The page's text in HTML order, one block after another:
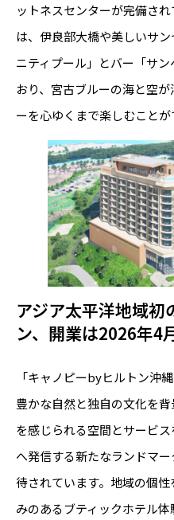
ットネスセンターが完備さ
は、伊良部大橋や美しいサ
ニティプール」とバー「サ
おり、宮古ブルーの海と空
ーを心ゆくまで楽しむことが
アジア太平洋地域
ン、開業は2026年4
「キャノピーbyヒルトン沖
豊かな自然と独自の文化を
を感じられる空間とサービ
へ発信する新たなランドマ
待されています。地域の個
みのあるブティックホテル